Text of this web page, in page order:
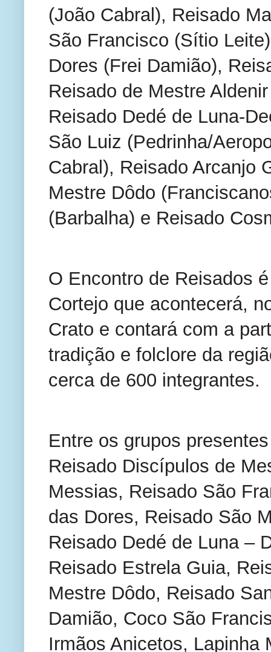
(João Cabral), Reisado
São Francisco (Sítio
Dores (Frei Damião),
Reisado de Mestre
Reisado Dedé de Luna-
São Luiz (Pedrinha/
Cabral), Reisado Arcanjo
Mestre Dôdo
(Barbalha) e Reisado
O Encontro de Reisados
Cortejo que acontecerá,
Crato e contará com a
tradição e folclore da
cerca de 600 integrantes.
Entre os grupos
Reisado Discípulos de
Messias, Reisado São
das Dores, Reisado São
Reisado Dedé de Luna –
Reisado Estrela Guia,
Mestre Dôdo, Reisado
Damião, Coco São
Irmãos Anicetos, Lapinha